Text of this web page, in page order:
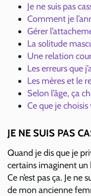
Je ne suis pas
Comment je
Gérer
La solitude
Une relation
Les erreurs que
Les mères et le
Selon l’âge, ça
Ce que je
JE NE SUIS PAS
Quand je dis que je
certains imaginent
Ce n’est pas ça. Je ne
de mon ancienne